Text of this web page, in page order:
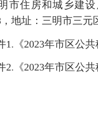
住房和城乡建设局
，地址：三明市三元
2023年市区公共
2023年市区公共